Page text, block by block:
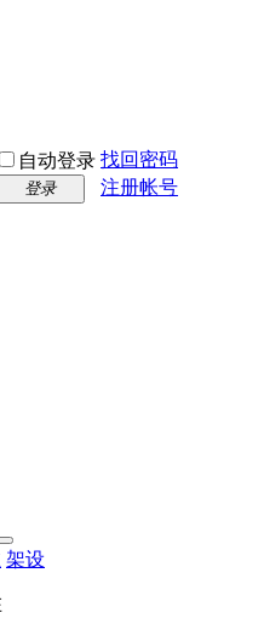
自动登录 找回密码
登录 注册帐号
架设